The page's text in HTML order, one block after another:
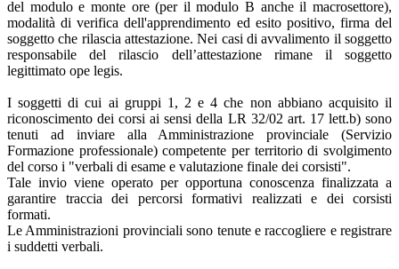
del modulo e monte ore (per il modulo B anche il macrosettore),
modalità di verifica dell'apprendimento ed esito positivo, firma del
soggetto che rilascia attestazione. Nei casi di avvalimento il soggetto
responsabile del rilascio dell’attestazione rimane il soggetto
legittimato ope legis.
I soggetti di cui ai gruppi 1, 2 e 4 che non abbiano acquisito il
riconoscimento dei corsi ai sensi della LR 32/02 art. 17 lett.b) sono
tenuti ad inviare alla Amministrazione provinciale (Servizio
Formazione professionale) competente per territorio di svolgimento
del corso i "verbali di esame e valutazione finale dei corsisti".
Tale invio viene operato per opportuna conoscenza finalizzata a
garantire traccia dei percorsi formativi realizzati e dei corsisti
formati.
Le Amministrazioni provinciali sono tenute e raccogliere e registrare
i suddetti verbali.